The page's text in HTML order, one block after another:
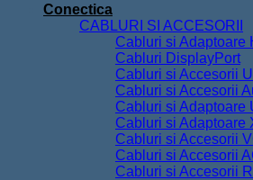
Conectica
CABLURI SI ACCESORII
Cabluri si Adaptoare
Cabluri DisplayPort
Cabluri si Accesorii
Cabluri si Accesorii
Cabluri si Adaptoare
Cabluri si Adaptoare
Cabluri si Accesorii
Cabluri si Accesorii
Cabluri si Accesorii